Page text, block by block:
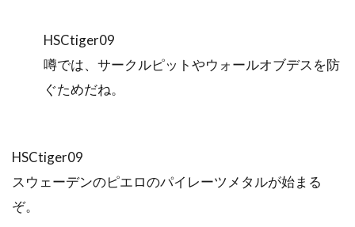
HSCtiger09
噂では、サークルピットやウォールオブデスを防
ぐためだね。
HSCtiger09
スウェーデンのピエロのパイレーツメタルが始まる
ぞ。